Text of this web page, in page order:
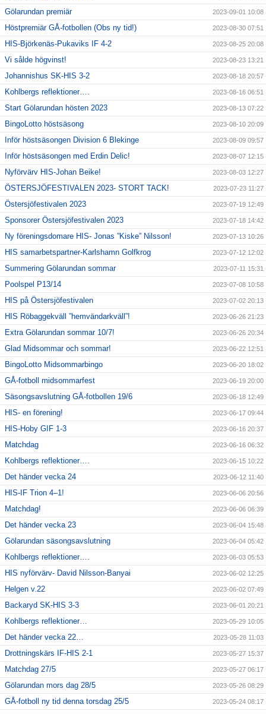
Gölarundan premiär 2023-09-01 10:08
Höstpremiär GÅ-fotbollen (Obs ny tid!) 2023-08-30 07:51
HIS-Björkenäs-Pukaviks IF 4-2 2023-08-25 20:08
Vi sålde högvinst! 2023-08-23 13:21
Johannishus SK-HIS 3-2 2023-08-18 20:57
Kohlbergs reflektioner…. 2023-08-16 06:51
Start Gölarundan hösten 2023 2023-08-13 07:22
BingoLotto höstsäsong 2023-08-10 20:09
Inför höstsäsongen Division 6 Blekinge 2023-08-09 09:57
Inför höstsäsongen med Erdin Delic! 2023-08-07 12:15
Nyförvärv HIS-Johan Beike! 2023-08-03 12:27
ÖSTERSJÖFESTIVALEN 2023- STORT TACK! 2023-07-23 11:27
Östersjöfestivalen 2023 2023-07-19 12:49
Sponsorer Östersjöfestivalen 2023 2023-07-18 14:42
Ny föreningsdomare HIS- Jonas ”Kiske” Nilsson! 2023-07-13 10:26
HIS samarbetspartner-Karlshamn Golfkrog 2023-07-12 12:02
Summering Gölarundan sommar 2023-07-11 15:31
Poolspel P13/14 2023-07-08 10:58
HIS på Östersjöfestivalen 2023-07-02 20:13
HIS Röbaggekväll ”hemvändarkväll”! 2023-06-26 21:23
Extra Gölarundan sommar 10/7! 2023-06-26 20:34
Glad Midsommar och sommar! 2023-06-22 12:51
BingoLotto Midsommarbingo 2023-06-20 18:02
GÅ-fotboll midsommarfest 2023-06-19 20:00
Säsongsavslutning GÅ-fotbollen 19/6 2023-06-18 12:49
HIS- en förening! 2023-06-17 09:44
HIS-Hoby GIF 1-3 2023-06-16 20:37
Matchdag 2023-06-16 06:32
Kohlbergs reflektioner…. 2023-06-15 10:22
Det händer vecka 24 2023-06-12 11:40
HIS-IF Trion 4–1! 2023-06-06 20:56
Matchdag! 2023-06-06 06:39
Det händer vecka 23 2023-06-04 15:48
Gölarundan säsongsavslutning 2023-06-04 05:42
Kohlbergs reflektioner…. 2023-06-03 05:53
HIS nyförvärv- David Nilsson-Banyai 2023-06-02 12:25
Helgen v.22 2023-06-02 07:49
Backaryd SK-HIS 3-3 2023-06-01 20:21
Kohlbergs reflektioner… 2023-05-29 10:05
Det händer vecka 22… 2023-05-28 11:03
Drottningskärs IF-HIS 2-1 2023-05-27 15:37
Matchdag 27/5 2023-05-27 06:17
Gölarundan mors dag 28/5 2023-05-26 08:29
GÅ-fotboll ny tid denna torsdag 25/5 2023-05-24 08:17